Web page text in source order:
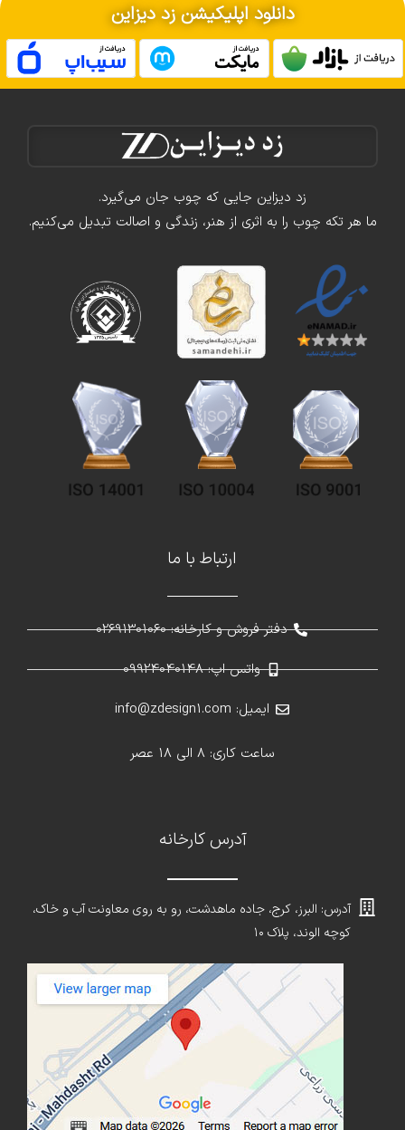
دانلود اپلیکیشن زد دیزاین
زد دیزاین جایی که چوب جان می‌گیرد.
ما هر تکه چوب را به اثری از هنر، زندگی و اصالت تبدیل می‌کنیم.
ارتباط با ما
دفتر فروش و کارخانه: 02691301060
واتس اپ: 09924040148
ایمیل: info@zdesign1.com
ساعت کاری: 8 الی 18 عصر
آدرس کارخانه
آدرس: البرز، کرج، جاده ماهدشت، رو به روی معاونت آب و خاک،
کوچه الوند، پلاک ۱۰